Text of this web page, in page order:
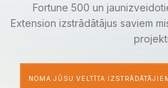
Fortune 500 un
Extension izstrādātājus saviem
NOMA JŪSU VELTĪTA